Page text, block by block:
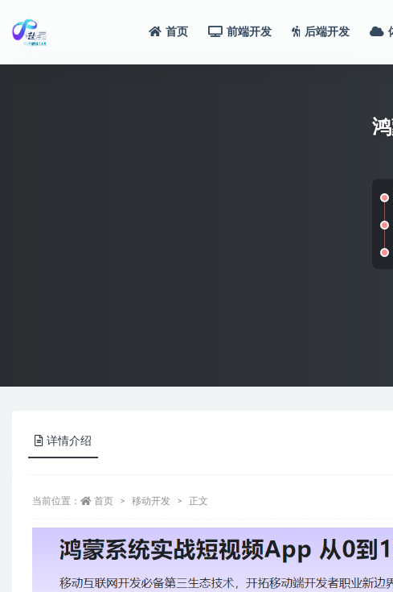
首页 前端开发 后端开发
详情介绍
当前位置： 首页 移动开发 正文